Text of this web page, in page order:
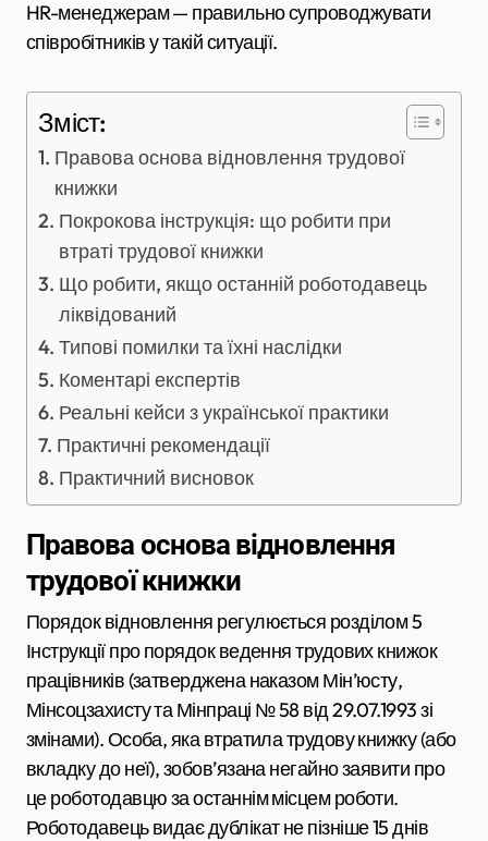
HR-менеджерам — правильно супроводжувати
співробітників у такій ситуації.
Зміст:
Правова основа відновлення трудової
книжки
Покрокова інструкція: що робити при
втраті трудової книжки
Що робити, якщо останній роботодавець
ліквідований
Типові помилки та їхні наслідки
Коментарі експертів
Реальні кейси з української практики
Практичні рекомендації
Практичний висновок
Правова основа відновлення
трудової книжки
Порядок відновлення регулюється розділом 5
Інструкції про порядок ведення трудових книжок
працівників (затверджена наказом Мін’юсту,
Мінсоцзахисту та Мінпраці № 58 від 29.07.1993 зі
змінами). Особа, яка втратила трудову книжку (або
вкладку до неї), зобов’язана негайно заявити про
це роботодавцю за останнім місцем роботи.
Роботодавець видає дублікат не пізніше 15 днів